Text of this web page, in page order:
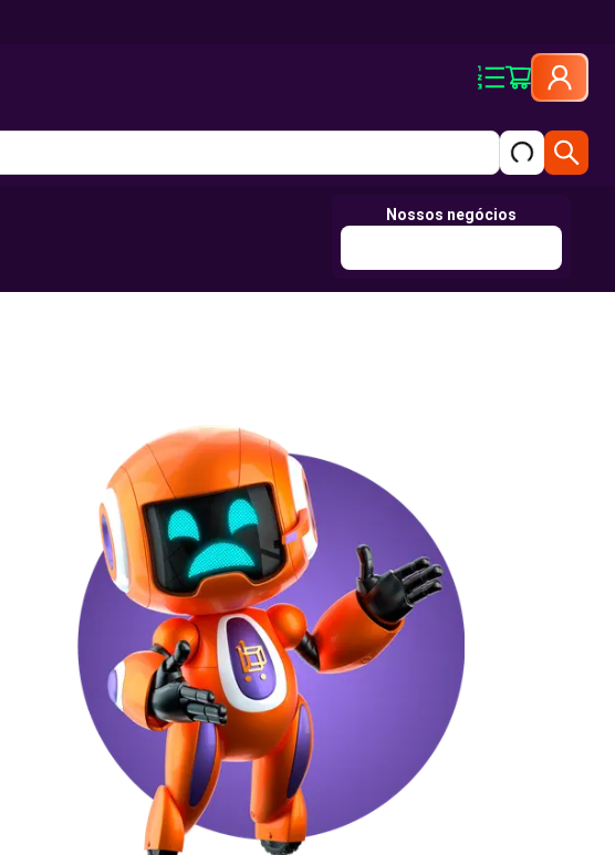
Nossos negócios